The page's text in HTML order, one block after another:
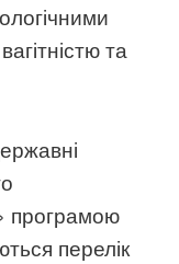
та
програмою
перелік